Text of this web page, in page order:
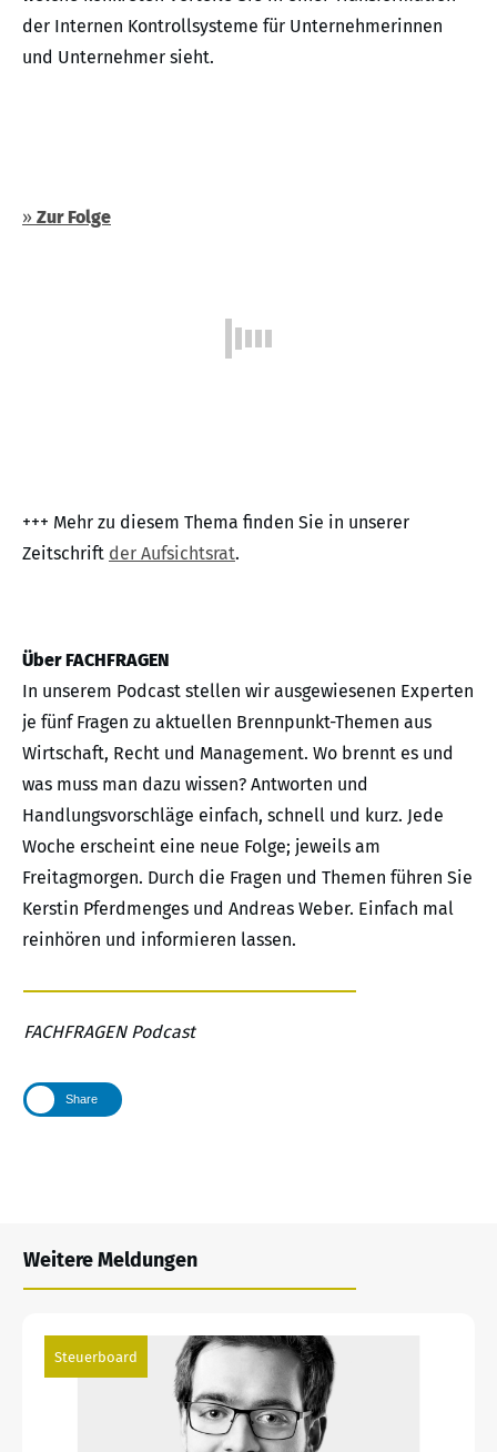
der Internen Kontrollsysteme für Unternehmerinnen
und Unternehmer sieht.
» Zur Folge
+++ Mehr zu diesem Thema finden Sie in unserer
Zeitschrift der Aufsichtsrat.
Über FACHFRAGEN
In unserem Podcast stellen wir ausgewiesenen Experten
je fünf Fragen zu aktuellen Brennpunkt-Themen aus
Wirtschaft, Recht und Management. Wo brennt es und
was muss man dazu wissen? Antworten und
Handlungsvorschläge einfach, schnell und kurz. Jede
Woche erscheint eine neue Folge; jeweils am
Freitagmorgen. Durch die Fragen und Themen führen Sie
Kerstin Pferdmenges und Andreas Weber. Einfach mal
reinhören und informieren lassen.
FACHFRAGEN Podcast
Share
Weitere Meldungen
Steuerboard